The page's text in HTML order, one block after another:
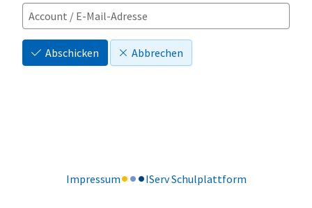
Abschicken Abbrechen
Impressum IServ Schulplattform